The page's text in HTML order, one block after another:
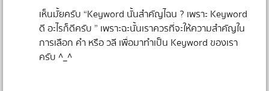
เห็นมั้ยครับ “Keyword นั้นสำคัญไฉน ? เพราะ Keyword
ดี อะไรก็ดีครับ ” เพราะฉะนั้นเราควรที่จะให้ความสำคัญใน
การเลือก คำ หรือ วลี เพื่อมาทำเป็น Keyword ของเรา
ครับ ^_^